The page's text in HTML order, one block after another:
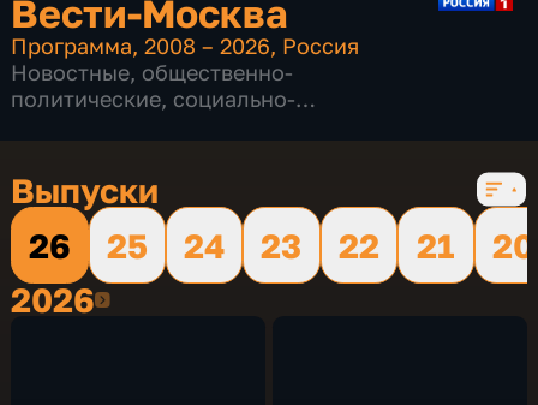
Вести-Москва
Программа,2008 – 2026, Россия
Новостные, общественно-
политические, социально-
Выпуски
26
25 24 23 22 21
20
20262026